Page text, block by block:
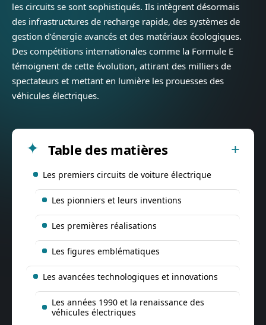
les circuits se sont sophistiqués. Ils intègrent désormais
des infrastructures de recharge rapide, des systèmes de
gestion d’énergie avancés et des matériaux écologiques.
Des compétitions internationales comme la Formule E
témoignent de cette évolution, attirant des milliers de
spectateurs et mettant en lumière les prouesses des
véhicules électriques.
Table des matières
Les premiers circuits de voiture électrique
Les pionniers et leurs inventions
Les premières réalisations
Les figures emblématiques
Les avancées technologiques et innovations
Les années 1990 et la renaissance des
véhicules électriques